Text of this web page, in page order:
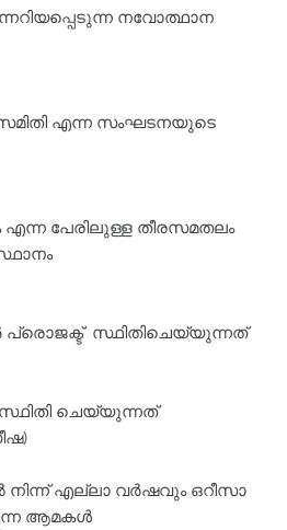
നവോത്ഥാന
എന്ന സംഘടനയുടെ
എന്ന പേരിലുള്ള തീരസമതലം
പ്രൊജക്ട്‌ സ്ഥിതിചെയ്യുന്നത്‌
ചെയ്യുന്നത്‌
നിന്ന്‌ എല്ലാ വർഷവും ഒറീസാ
ആമകൾ